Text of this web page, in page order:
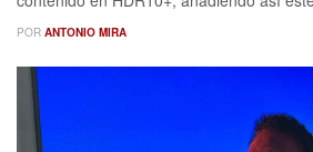
POR ANTONIO MIRA